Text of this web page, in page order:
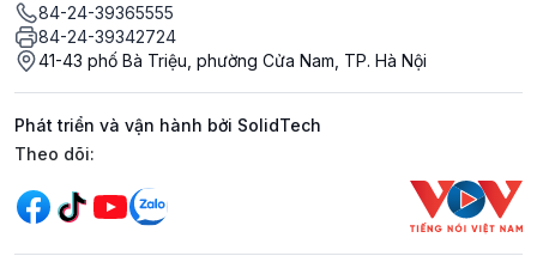
84-24-39365555
84-24-39342724
41-43 phố Bà Triệu, phường Cửa Nam, TP. Hà Nội
Phát triển và vận hành bởi SolidTech
Mạng xã hội
Theo dõi: